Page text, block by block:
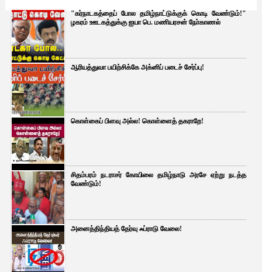
"கர்நாடகத்தைப் போல தமிழ்நாட்டுக்குக் கொடி வேண்டும்!"
ழகரம் ஊடகத்துக்கு ஐயா பெ. மணியரசன் நோ்காணல்
ஆரியத்துவா பயிற்சிக்கே அக்னிப் படைச் சேர்ப்பு!
கொள்கைப் பிளவு அல்ல! கொள்ளைத் தகராறே!
சிதம்பரம் நடராசர் கோயிலை தமிழ்நாடு அரசே ஏற்று நடத்த
வேண்டும்!
அனைத்திந்தியத் தேர்வு ஃப்ராடு வேலை!